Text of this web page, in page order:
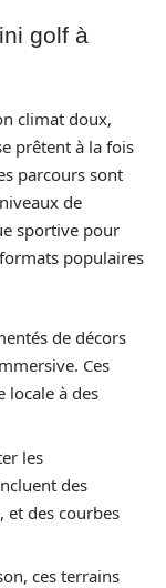
golf à
climat doux,
prêtent à la fois
parcours sont
de
sportive pour
populaires
de décors
Ces
locale à des
les
des
et des courbes
ces terrains